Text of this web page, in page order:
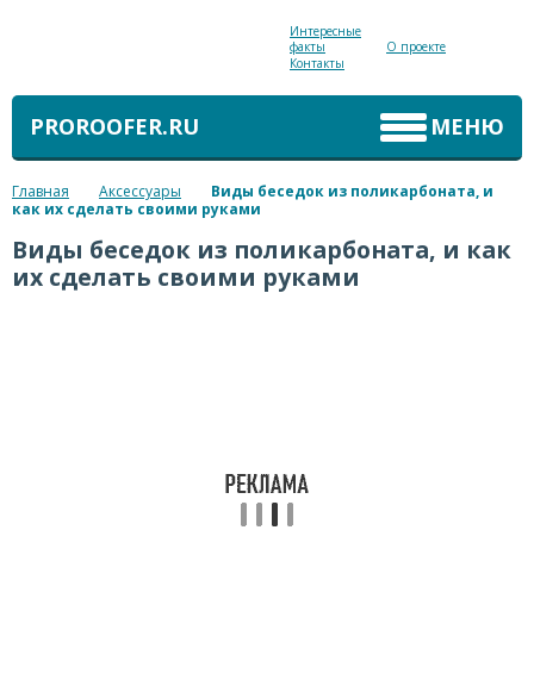
Интересные
факты
О проекте
Контакты
МЕНЮ
PROROOFER.RU
Главная Аксессуары
Виды беседок из поликарбоната, и
как их сделать своими руками
Виды беседок из поликарбоната, и как
их сделать своими руками